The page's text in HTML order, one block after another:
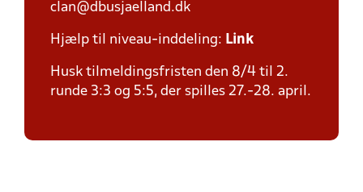
clan@dbusjaelland.dk
Hjælp til niveau-inddeling: Link
Husk tilmeldingsfristen den 8/4 til 2.
runde 3:3 og 5:5, der spilles 27.-28. april.